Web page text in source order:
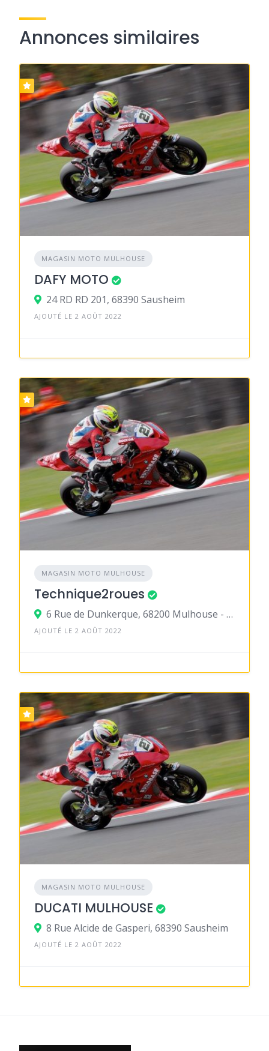
Annonces similaires
MAGASIN MOTO MULHOUSE
DAFY MOTO
24 RD RD 201, 68390 Sausheim
AJOUTÉ LE 2 AOÛT 2022
MAGASIN MOTO MULHOUSE
Technique2roues
6 Rue de Dunkerque, 68200 Mulhouse - Kingersheim
AJOUTÉ LE 2 AOÛT 2022
MAGASIN MOTO MULHOUSE
DUCATI MULHOUSE
8 Rue Alcide de Gasperi, 68390 Sausheim
AJOUTÉ LE 2 AOÛT 2022